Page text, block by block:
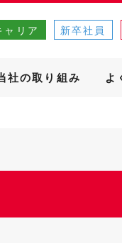
ャリア 新卒社員
社の取り組み よ